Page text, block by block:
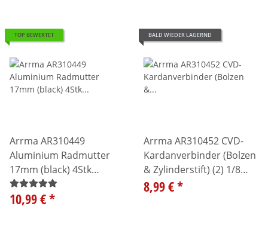
TOP BEWERTET
Arrma AR310449
Aluminium Radmutter
17mm (black) 4Stk
ARAC9763
10,99 €*
BALD WIEDER LAGERND
Arrma AR310452 CVD-
Kardanverbinder (Bolzen
& Zylinderstift) (2) 1/8
ARAC3990
8,99 €*